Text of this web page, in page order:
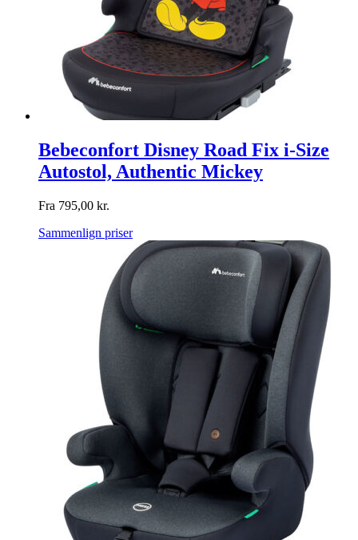
Bebeconfort Disney Road Fix i-Size
Autostol, Authentic Mickey
Fra 795,00 kr.
Sammenlign priser